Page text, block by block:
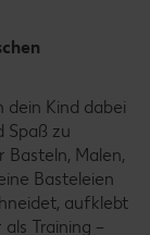
dein Kind dabei
Spaß zu
Basteln, Malen,
Basteleien
aufklebt
Training –